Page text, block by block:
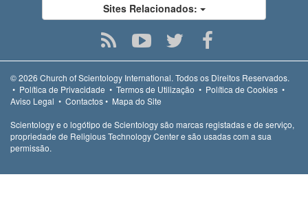
Sites Relacionados:
© 2026 Church of Scientology International. Todos os Direitos Reservados.
• Política de Privacidade • Termos de Utilização • Política de Cookies •
Aviso Legal • Contactos• Mapa do Site
Scientology e o logótipo de Scientology são marcas registadas e de serviço,
propriedade de Religious Technology Center e são usadas com a sua
permissão.